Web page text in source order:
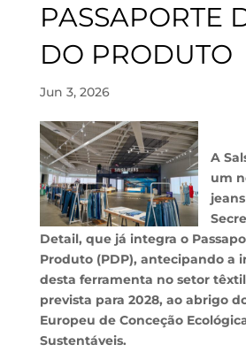
PASSAPORTE
DO PRODUTO
Jun 3, 2026
A
um
Detail, que já integra o
Produto (PDP), antecipando a
desta ferramenta no setor
prevista para 2028, ao abrigo
Europeu de Conceção
Sustentáveis.